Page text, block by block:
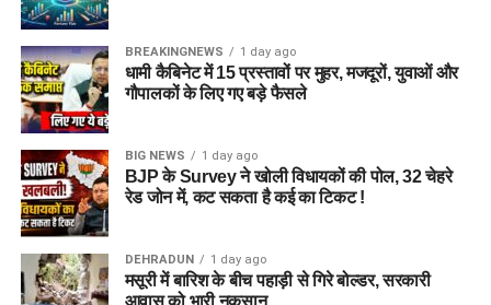
BREAKINGNEWS 1 day ago
धामी कैबिनेट में 15 प्रस्तावों पर मुहर, मजदूरों, युवाओं और
गौपालकों के लिए गए बड़े फैसले
BIG NEWS 1 day ago
BJP के Survey ने खोली विधायकों की पोल, 32 चेहरे
रेड जोन में, कट सकता है कई का टिकट !
DEHRADUN 1 day ago
मसूरी में बारिश के बीच पहाड़ी से गिरे बोल्डर, सरकारी
आवास को भारी नुकसान